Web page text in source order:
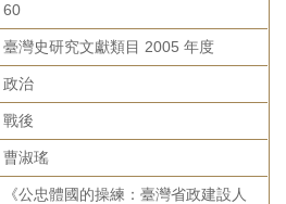
60
臺灣史研究文獻類目 2005 年度
政治
戰後
曹淑瑤
《公忠體國的操練：臺灣省政建設人